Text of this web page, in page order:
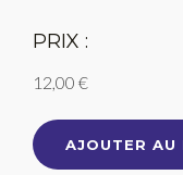
PRIX :
12,00 €
AJOUTER AU